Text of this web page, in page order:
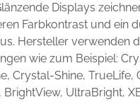
Displays
Farbkontrast und ein
Hersteller verwenden
wie zum Beispiel:
Crystal-Shine, TrueLife,
BrightView, UltraBright,